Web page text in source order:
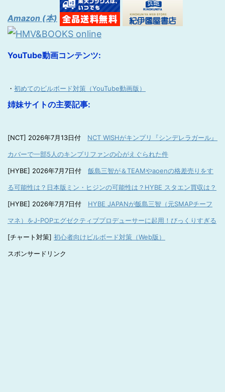
Amazon (本)
YouTube動画コンテンツ:
・ 初めてのビルボード対策（YouTube動画版）
姉妹サイトの主要記事:
[NCT] 2026年7月13日付 NCT WISHがキンプリ『シンデレラガール』
カバーで一部5人のキンプリファンの心がえぐられた件
[HYBE] 2026年7月7日付 飯島三智が＆TEAMやaoenの格差売りをす
る可能性は？日本版ミン・ヒジンの可能性は？HYBE スタエン買収は？
[HYBE] 2026年7月7日付 HYBE JAPANが飯島三智（元SMAPチーフ
マネ）をJ-POPエグゼクティブプロデューサーに起用！びっくりすぎる
[チャート対策] 初心者向けビルボード対策（Web版）
スポンサードリンク